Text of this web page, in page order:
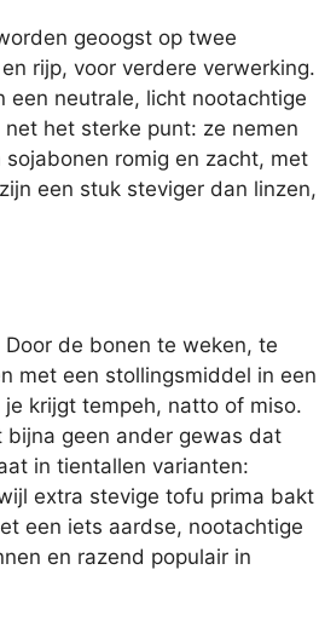
geoogst op twee
rijp, voor verdere verwerking.
een neutrale, licht nootachtige
het sterke punt: ze nemen
romig en zacht, met
een stuk steviger dan linzen,
de bonen te weken, te
met een stollingsmiddel in een
krijgt tempeh, natto of miso.
bijna geen ander gewas dat
in tientallen varianten:
extra stevige tofu prima bakt
een iets aardse, nootachtige
en razend populair in